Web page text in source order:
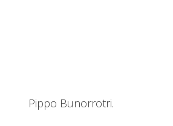
Pippo Bunorrotri.